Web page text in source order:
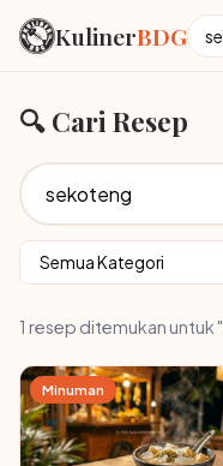
KulinerBDG
🔍 Cari Resep
1 resep ditemukan untuk "
Minuman